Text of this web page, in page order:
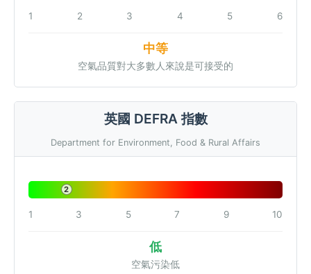
1 2 3 4 5 6
中等
空氣品質對大多數人來說是可接受的
英國 DEFRA 指數
Department for Environment, Food & Rural Affairs
2
1 3 5 7 9 10
低
空氣污染低